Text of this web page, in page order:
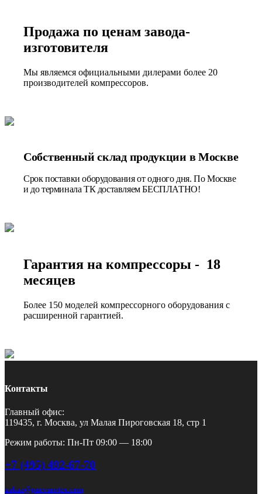
Продажа по ценам завода-
изготовителя
Мы являемся официальными дилерами более 20
производителей компрессоров.
Собственный склад продукции в Москве
Срок поставки оборудования от одного дня. По Москве
и до терминала ТК доставляем БЕСПЛАТНО!
Гарантия на компрессоры - 18
месяцев
Более 150 моделей компрессорного оборудования с
расширенной гарантией.
Контакты
Главный офис:
119435, г. Москва, ул Малая Пироговская 18, стр 1
Режим работы: Пн-Пт 09:00 — 18:00
+7 (495) 492-67-70
zakaz@pnevmotex.com